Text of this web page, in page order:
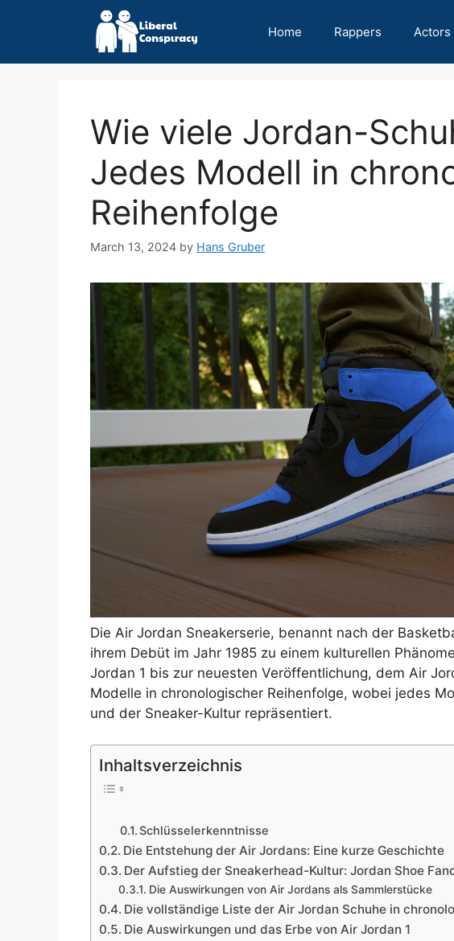
Home Rappers Actors
Wie viele Jordan-
Jedes Modell in
Reihenfolge
March 13, 2024 by Hans Gruber
Die Air Jordan Sneakerserie, benannt nach der
ihrem Debüt im Jahr 1985 zu einem kulturellen
Jordan 1 bis zur neuesten Veröffentlichung, dem Air
Modelle in chronologischer Reihenfolge, wobei jedes
und der Sneaker-Kultur repräsentiert.
Inhaltsverzeichnis
Schlüsselerkenntnisse
Die Entstehung der Air Jordans: Eine kurze Geschichte
Der Aufstieg der Sneakerhead-Kultur: Jordan Shoe
Die Auswirkungen von Air Jordans als Sammlerstücke
Die vollständige Liste der Air Jordan Schuhe in
Die Auswirkungen und das Erbe von Air Jordan 1